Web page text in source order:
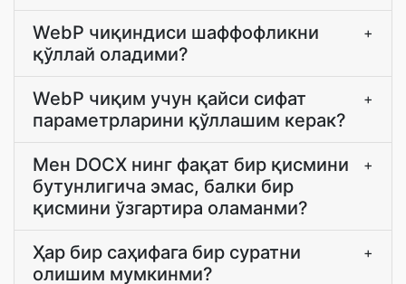
WebP чиқиндиси шаффофликни
қўллай оладими?
+
WebP чиқим учун қайси сифат
параметрларини қўллашим керак?
+
Мен DOCX нинг фақат бир қисмини
бутунлигича эмас, балки бир
қисмини ўзгартира оламанми?
+
Ҳар бир саҳифага бир суратни
олишим мумкинми?
+